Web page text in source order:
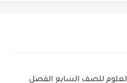
العلوم للصف السابع الفصل